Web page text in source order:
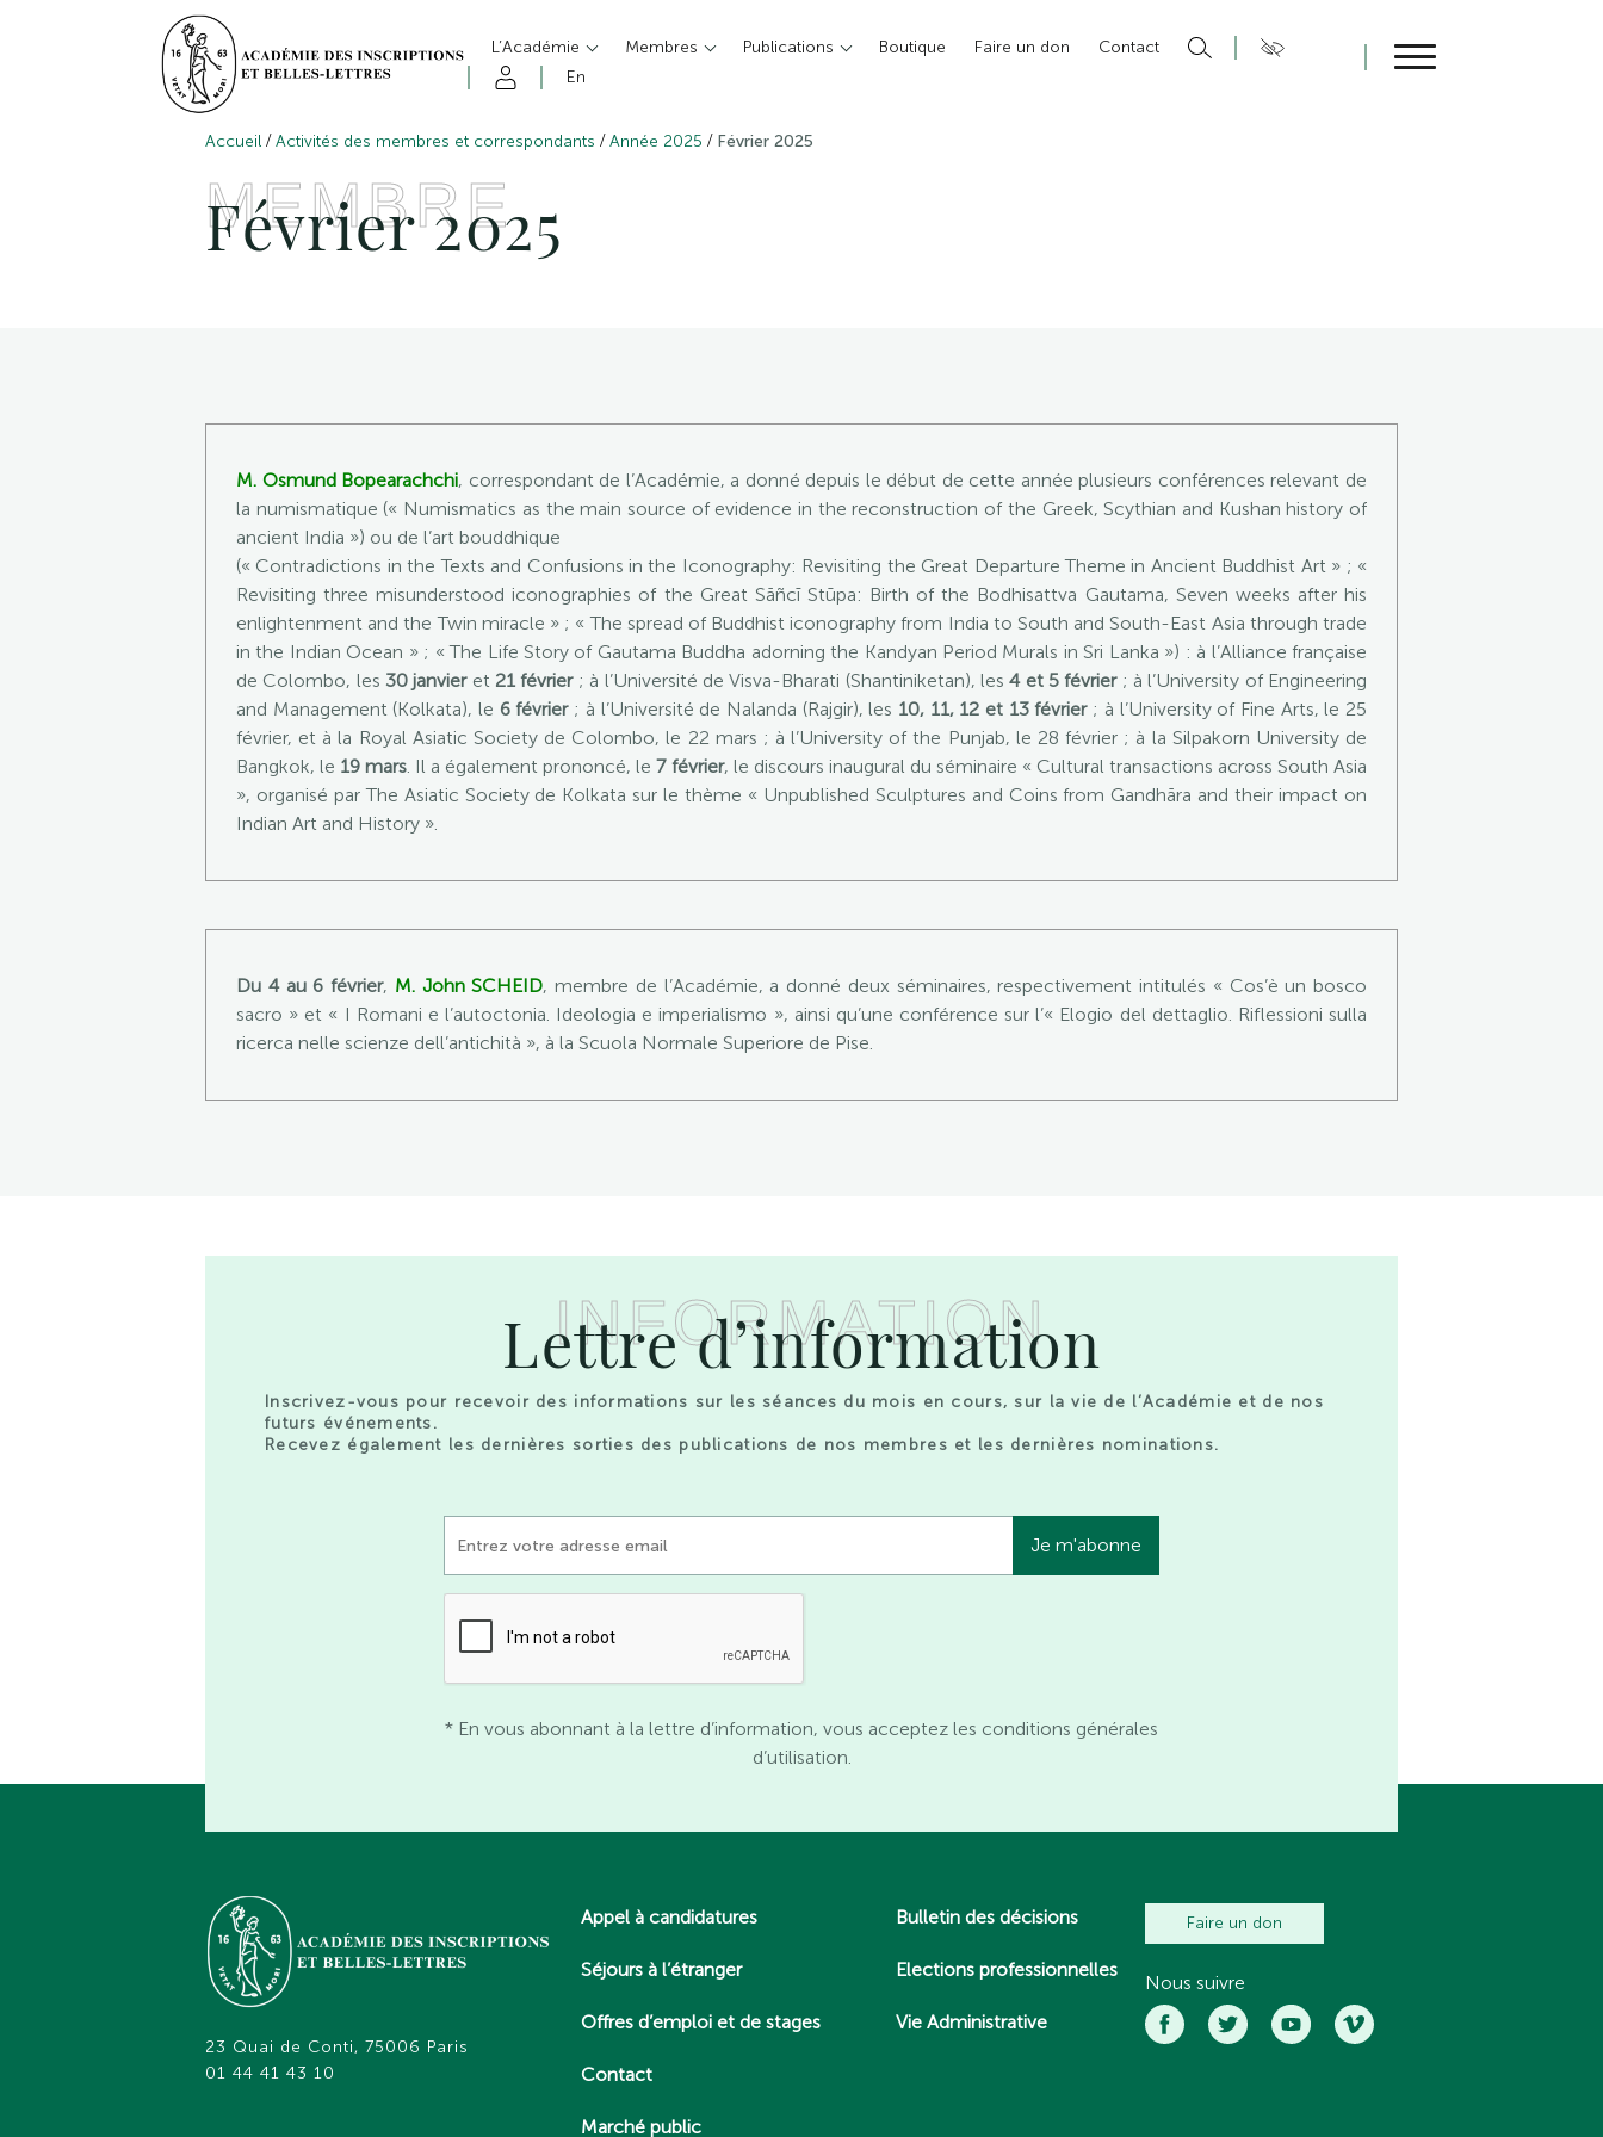
L’Académie Membres Publications Boutique Faire un don
Contact
En
Accueil /Activités des membres et correspondants /Année 2025 / Février 2025
MEMBRE
Février 2025
M. Osmund Bopearachchi, correspondant de l’Académie, a donné depuis le début de cette année plusieurs conférences relevant de
la numismatique (« Numismatics as the main source of evidence in the reconstruction of the Greek, Scythian and Kushan history of
ancient India ») ou de l’art bouddhique
(« Contradictions in the Texts and Confusions in the Iconography: Revisiting the Great Departure Theme in Ancient Buddhist Art » ; «
Revisiting three misunderstood iconographies of the Great Sāñcī Stūpa: Birth of the Bodhisattva Gautama, Seven weeks after his
enlightenment and the Twin miracle » ; « The spread of Buddhist iconography from India to South and South-East Asia through trade
in the Indian Ocean » ; « The Life Story of Gautama Buddha adorning the Kandyan Period Murals in Sri Lanka ») : à l’Alliance française
de Colombo, les30 janvieret 21 février; à l’Université de Visva-Bharati (Shantiniketan), les4 et 5 février; à l’University of Engineering
and Management (Kolkata), le 6 février; à l’Université de Nalanda (Rajgir), les 10, 11, 12 et 13 février; à l’University of Fine Arts, le 25
février, et à la Royal Asiatic Society de Colombo, le 22 mars ; à l’University of the Punjab, le 28 février ; à la Silpakorn University de
Bangkok, le 19 mars. Il a également prononcé, le7 février, le discours inaugural du séminaire « Cultural transactions across South Asia
», organisé par The Asiatic Society de Kolkata sur le thème « Unpublished Sculptures and Coins from Gandhāra and their impact on
Indian Art and History ».
Du 4 au 6 février, M. John SCHEID, membre de l’Académie, a donné deux séminaires, respectivement intitulés « Cos’è un bosco
sacro » et « I Romani e l’autoctonia. Ideologia e imperialismo », ainsi qu’une conférence sur l’« Elogio del dettaglio. Riflessioni sulla
ricerca nelle scienze dell’antichità », à la Scuola Normale Superiore de Pise.
INFORMATION
Lettre d’information
Inscrivez-vous pour recevoir des informations sur les séances du mois en cours, sur la vie de l’Académie et de nos
futurs événements.
Recevez également les dernières sorties des publications de nos membres et les dernières nominations.
* En vous abonnant à la lettre d’information, vous acceptez les conditions générales
d’utilisation.
23 Quai de Conti, 75006 Paris
01 44 41 43 10
Appel à candidatures
Séjours à l’étranger
Offres d’emploi et de stages
Contact
Marché public
Bulletin des décisions
Elections professionnelles
Vie Administrative
Faire un don
Nous suivre